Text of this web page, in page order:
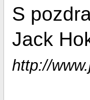
S
Jack
http://